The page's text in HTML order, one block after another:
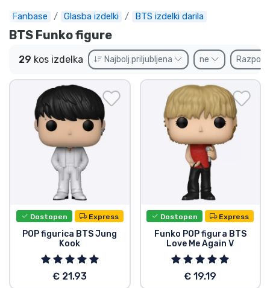
Fanbase Glasba izdelki BTS izdelki darila
BTS Funko figure
29 kos izdelka Najbolj priljubljena ne
Dostopen Express
POP figurica BTS Jung
Kook
€ 21.93
Dostopen Express
Funko POP figura BTS
Love Me Again V
€ 19.19
Ekspresna dostava
Prednaročila
Outlet izdelki
Dostava in plačilo
Tv serijske izdelki
Filmske izdelki
Risani izdelki
Anime izdelki
Gamer izdelki